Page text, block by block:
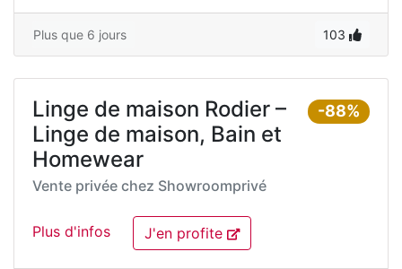
Plus que 6 jours 103
-88%
Linge de maison Rodier –
Linge de maison, Bain et
Homewear
Vente privée chez Showroomprivé
Plus d'infos J'en profite